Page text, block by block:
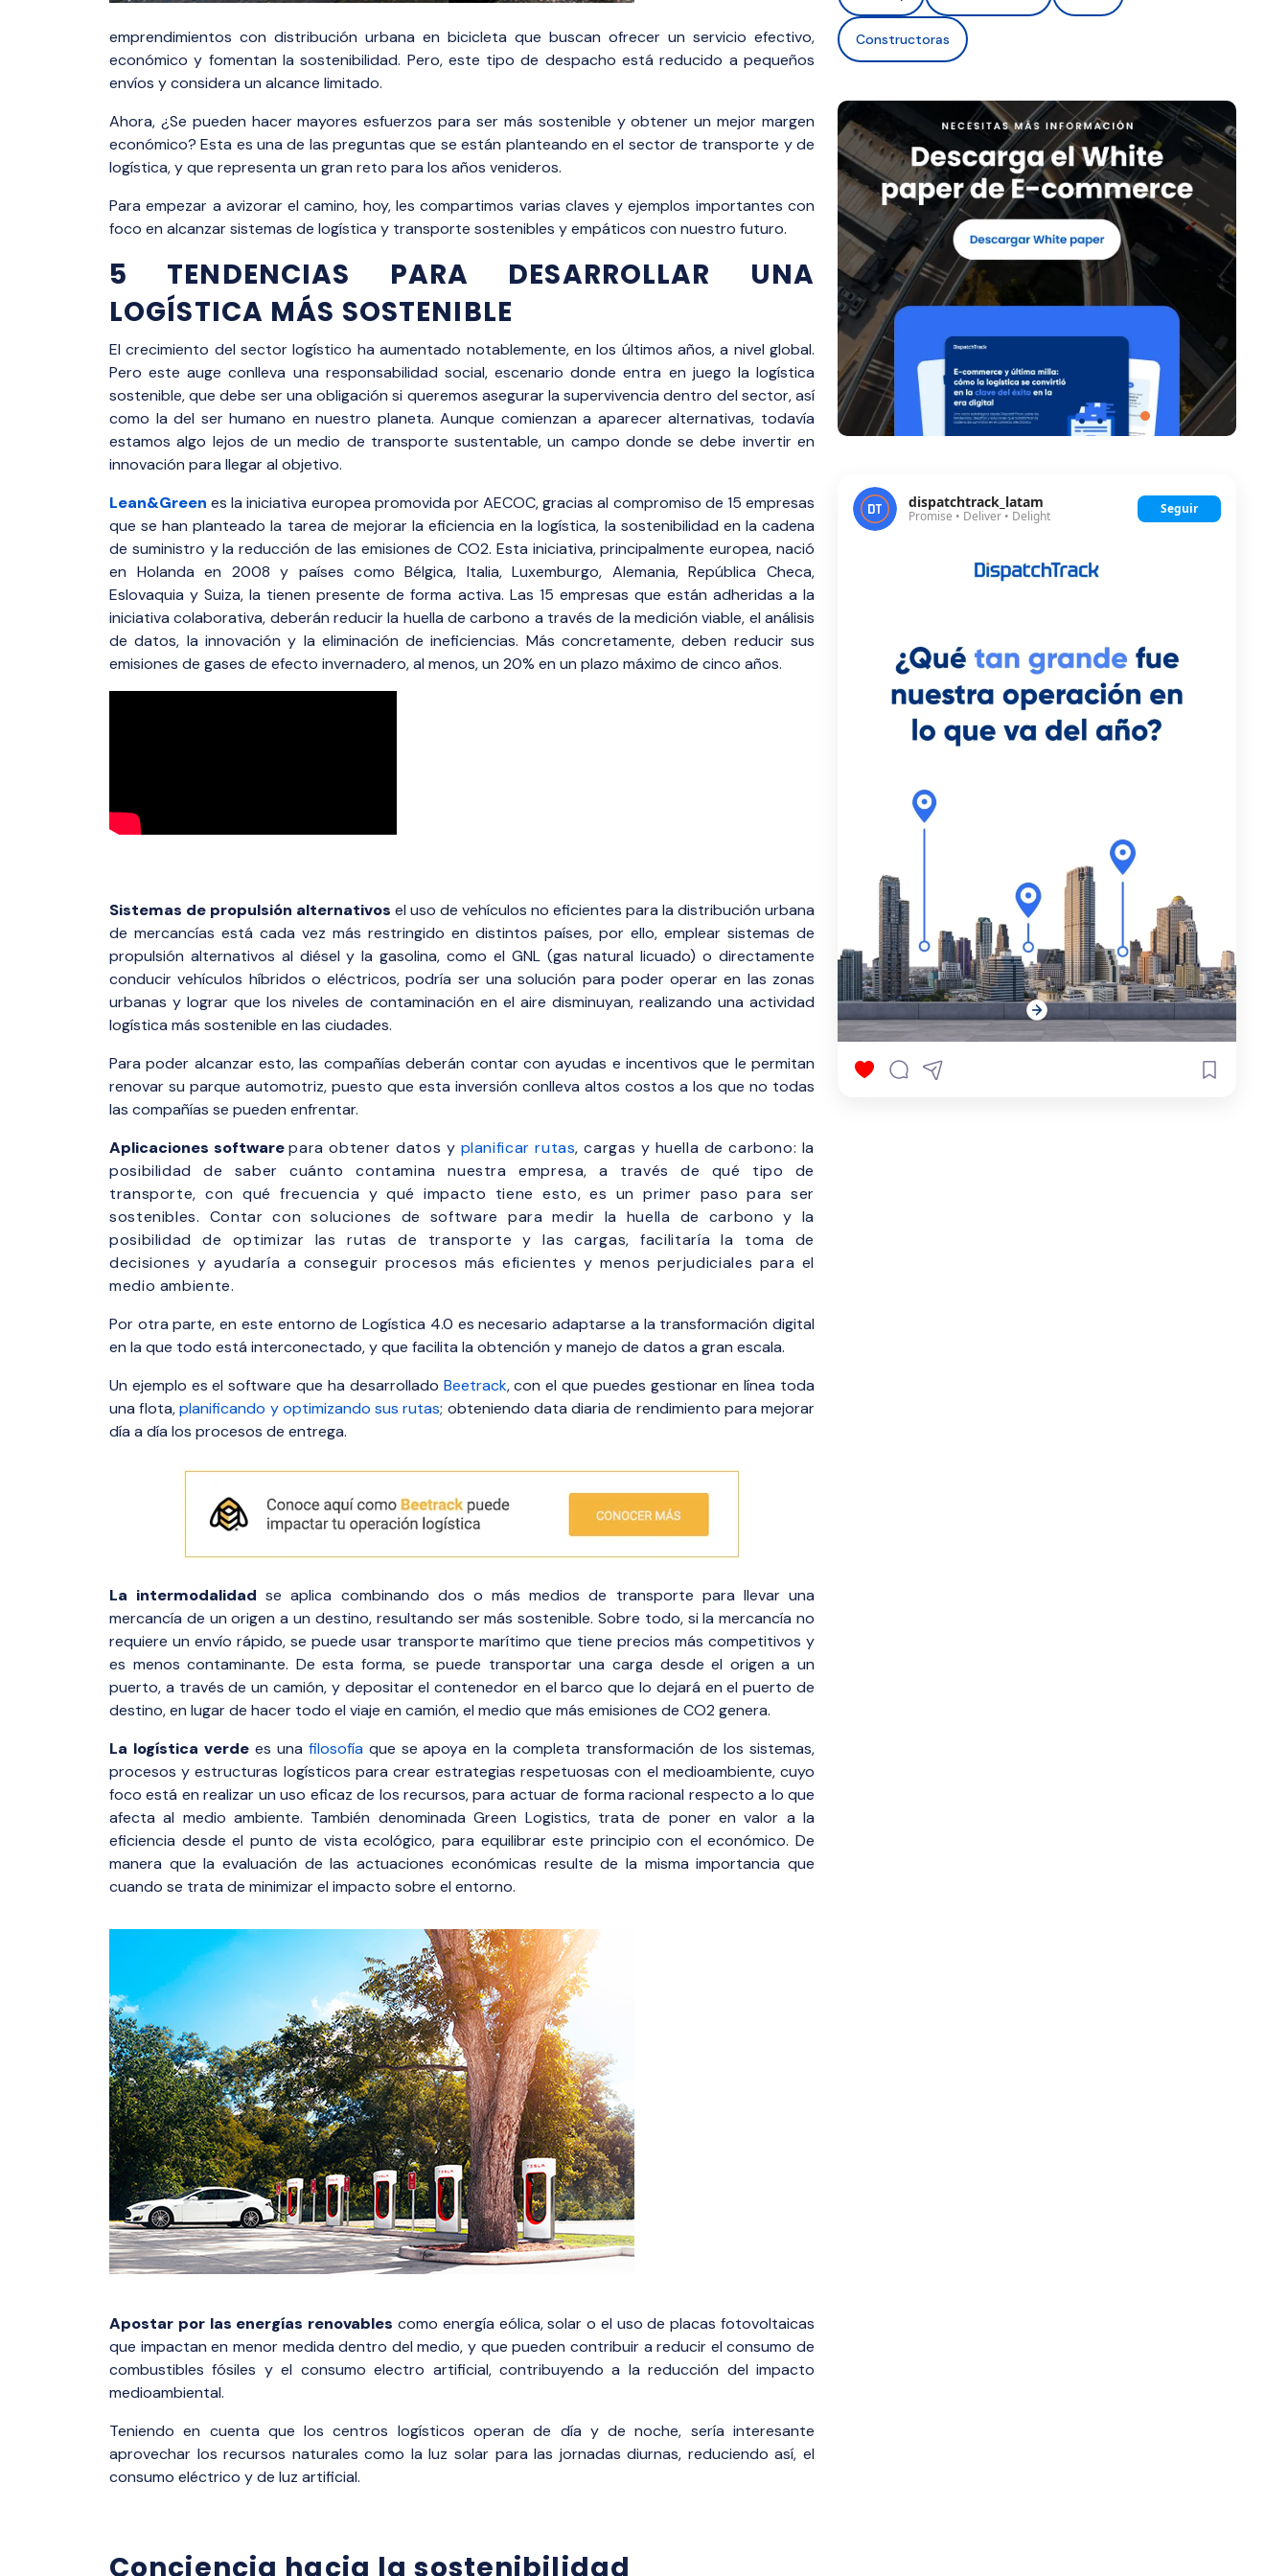
emprendimientos con distribución urbana en bicicleta que buscan ofrecer un servicio efectivo,
económico y fomentan la sostenibilidad. Pero, este tipo de despacho está reducido a pequeños
envíos y considera un alcance limitado.
Ahora, ¿Se pueden hacer mayores esfuerzos para ser más sostenible y obtener un mejor margen
económico? Esta es una de las preguntas que se están planteando en el sector de transporte y de
logística, y que representa un gran reto para los años venideros.
Para empezar a avizorar el camino, hoy, les compartimos varias claves y ejemplos importantes con
foco en alcanzar sistemas de logística y transporte sostenibles y empáticos con nuestro futuro.
5 TENDENCIAS PARA DESARROLLAR UNA
LOGÍSTICA MÁS SOSTENIBLE
El crecimiento del sector logístico ha aumentado notablemente, en los últimos años, a nivel global.
Pero este auge conlleva una responsabilidad social, escenario donde entra en juego la logística
sostenible, que debe ser una obligación si queremos asegurar la supervivencia dentro del sector, así
como la del ser humano en nuestro planeta. Aunque comienzan a aparecer alternativas, todavía
estamos algo lejos de un medio de transporte sustentable, un campo donde se debe invertir en
innovación para llegar al objetivo.
Lean&Green es la iniciativa europea promovida por AECOC, gracias al compromiso de 15 empresas
que se han planteado la tarea de mejorar la eficiencia en la logística, la sostenibilidad en la cadena
de suministro y la reducción de las emisiones de CO2. Esta iniciativa, principalmente europea, nació
en Holanda en 2008 y países como Bélgica, Italia, Luxemburgo, Alemania, República Checa,
Eslovaquia y Suiza, la tienen presente de forma activa. Las 15 empresas que están adheridas a la
iniciativa colaborativa, deberán reducir la huella de carbono a través de la medición viable, el análisis
de datos, la innovación y la eliminación de ineficiencias. Más concretamente, deben reducir sus
emisiones de gases de efecto invernadero, al menos, un 20% en un plazo máximo de cinco años.
Sistemas de propulsión alternativos el uso de vehículos no eficientes para la distribución urbana
de mercancías está cada vez más restringido en distintos países, por ello, emplear sistemas de
propulsión alternativos al diésel y la gasolina, como el GNL (gas natural licuado) o directamente
conducir vehículos híbridos o eléctricos, podría ser una solución para poder operar en las zonas
urbanas y lograr que los niveles de contaminación en el aire disminuyan, realizando una actividad
logística más sostenible en las ciudades.
Para poder alcanzar esto, las compañías deberán contar con ayudas e incentivos que le permitan
renovar su parque automotriz, puesto que esta inversión conlleva altos costos a los que no todas
las compañías se pueden enfrentar.
Aplicaciones softwarepara obtener datos y planificar rutas, cargas y huella de carbono: la
posibilidad de saber cuánto contamina nuestra empresa, a través de qué tipo de
transporte, con qué frecuencia y qué impacto tiene esto, es un primer paso para ser
sostenibles. Contar con soluciones de software para medir la huella de carbono y la
posibilidad de optimizar las rutas de transporte y las cargas, facilitaría la toma de
decisiones y ayudaría a conseguir procesos más eficientes y menos perjudiciales para el
medio ambiente.
Por otra parte, en este entorno de Logística 4.0 es necesario adaptarse a la transformación digital
en la que todo está interconectado, y que facilita la obtención y manejo de datos a gran escala.
Un ejemplo es el software que ha desarrollado Beetrack, con el que puedes gestionar en línea toda
una flota,planificando y optimizando sus rutas; obteniendo data diaria de rendimiento para mejorar
día a día los procesos de entrega.
La intermodalidadse aplica combinando dos o más medios de transporte para llevar una
mercancía de un origen a un destino, resultando ser más sostenible. Sobre todo, si la mercancía no
requiere un envío rápido, se puede usar transporte marítimo que tiene precios más competitivos y
es menos contaminante. De esta forma, se puede transportar una carga desde el origen a un
puerto, a través de un camión, y depositar el contenedor en el barco que lo dejará en el puerto de
destino, en lugar de hacer todo el viaje en camión, el medio que más emisiones de CO2 genera.
La logística verdees una filosofíaque se apoya en la completa transformación de los sistemas,
procesos y estructuras logísticos para crear estrategias respetuosas con el medioambiente, cuyo
foco está en realizar un uso eficaz de los recursos, para actuar de forma racional respecto a lo que
afecta al medio ambiente. También denominada Green Logistics, trata de poner en valor a la
eficiencia desde el punto de vista ecológico, para equilibrar este principio con el económico. De
manera que la evaluación de las actuaciones económicas resulte de la misma importancia que
cuando se trata de minimizar el impacto sobre el entorno.
Apostar por las energías renovables como energía eólica, solar o el uso de placas fotovoltaicas
que impactan en menor medida dentro del medio, y que pueden contribuir a reducir el consumo de
combustibles fósiles y el consumo electro artificial, contribuyendo a la reducción del impacto
medioambiental.
Teniendo en cuenta que los centros logísticos operan de día y de noche, sería interesante
aprovechar los recursos naturales como la luz solar para las jornadas diurnas, reduciendo así, el
consumo eléctrico y de luz artificial.
Conciencia hacia la sostenibilidad
Constructoras
dispatchtrack_latam
Promise • Deliver • Delight Seguir